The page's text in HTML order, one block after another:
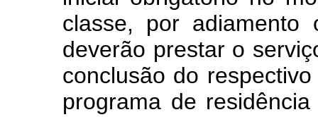
classe, por adiamento
deverão prestar o
conclusão do
programa de